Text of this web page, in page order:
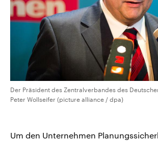
Der Präsident des Zentralverbandes des
Peter Wollseifer (picture alliance / dpa)
Um den Unternehmen